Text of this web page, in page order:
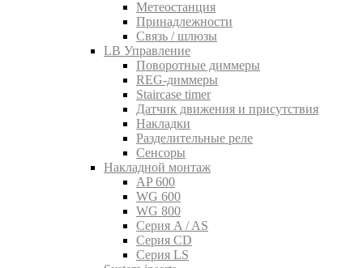
Метеостанция
Принадлежности
Связь / шлюзы
LB Управление
Поворотные диммеры
REG-диммеры
Staircase timer
Датчик движения и присутствия
Накладки
Разделительные реле
Сенсоры
Накладной монтаж
AP 600
WG 600
WG 800
Серия A / AS
Серия CD
Серия LS